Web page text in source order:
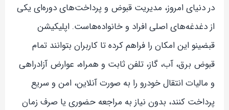
در دنیای امروز، مدیریت قبوض و پرداخت‌های دوره‌ای یکی
از دغدغه‌های اصلی افراد و خانواده‌هاست. اپلیکیشن
قبضینو این امکان را فراهم کرده تا کاربران بتوانند تمام
قبوض برق، آب، گاز، تلفن ثابت و همراه، عوارض آزادراهی
و مالیات انتقال خودرو را به صورت آنلاین، امن و سریع
پرداخت کنند، بدون نیاز به مراجعه حضوری یا صرف زمان